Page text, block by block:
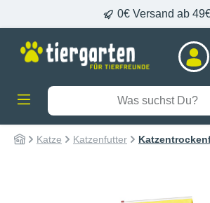
0€ Versand ab
Katze Katzenfutter